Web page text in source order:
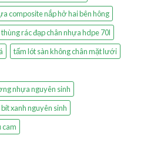
composite nắp hở hai bên hông
thùng rác đạp chân nhựa hdpe 70l
tấm lót sàn không chân mặt lưới
nhựa nguyên sinh
xanh nguyên sinh
cam